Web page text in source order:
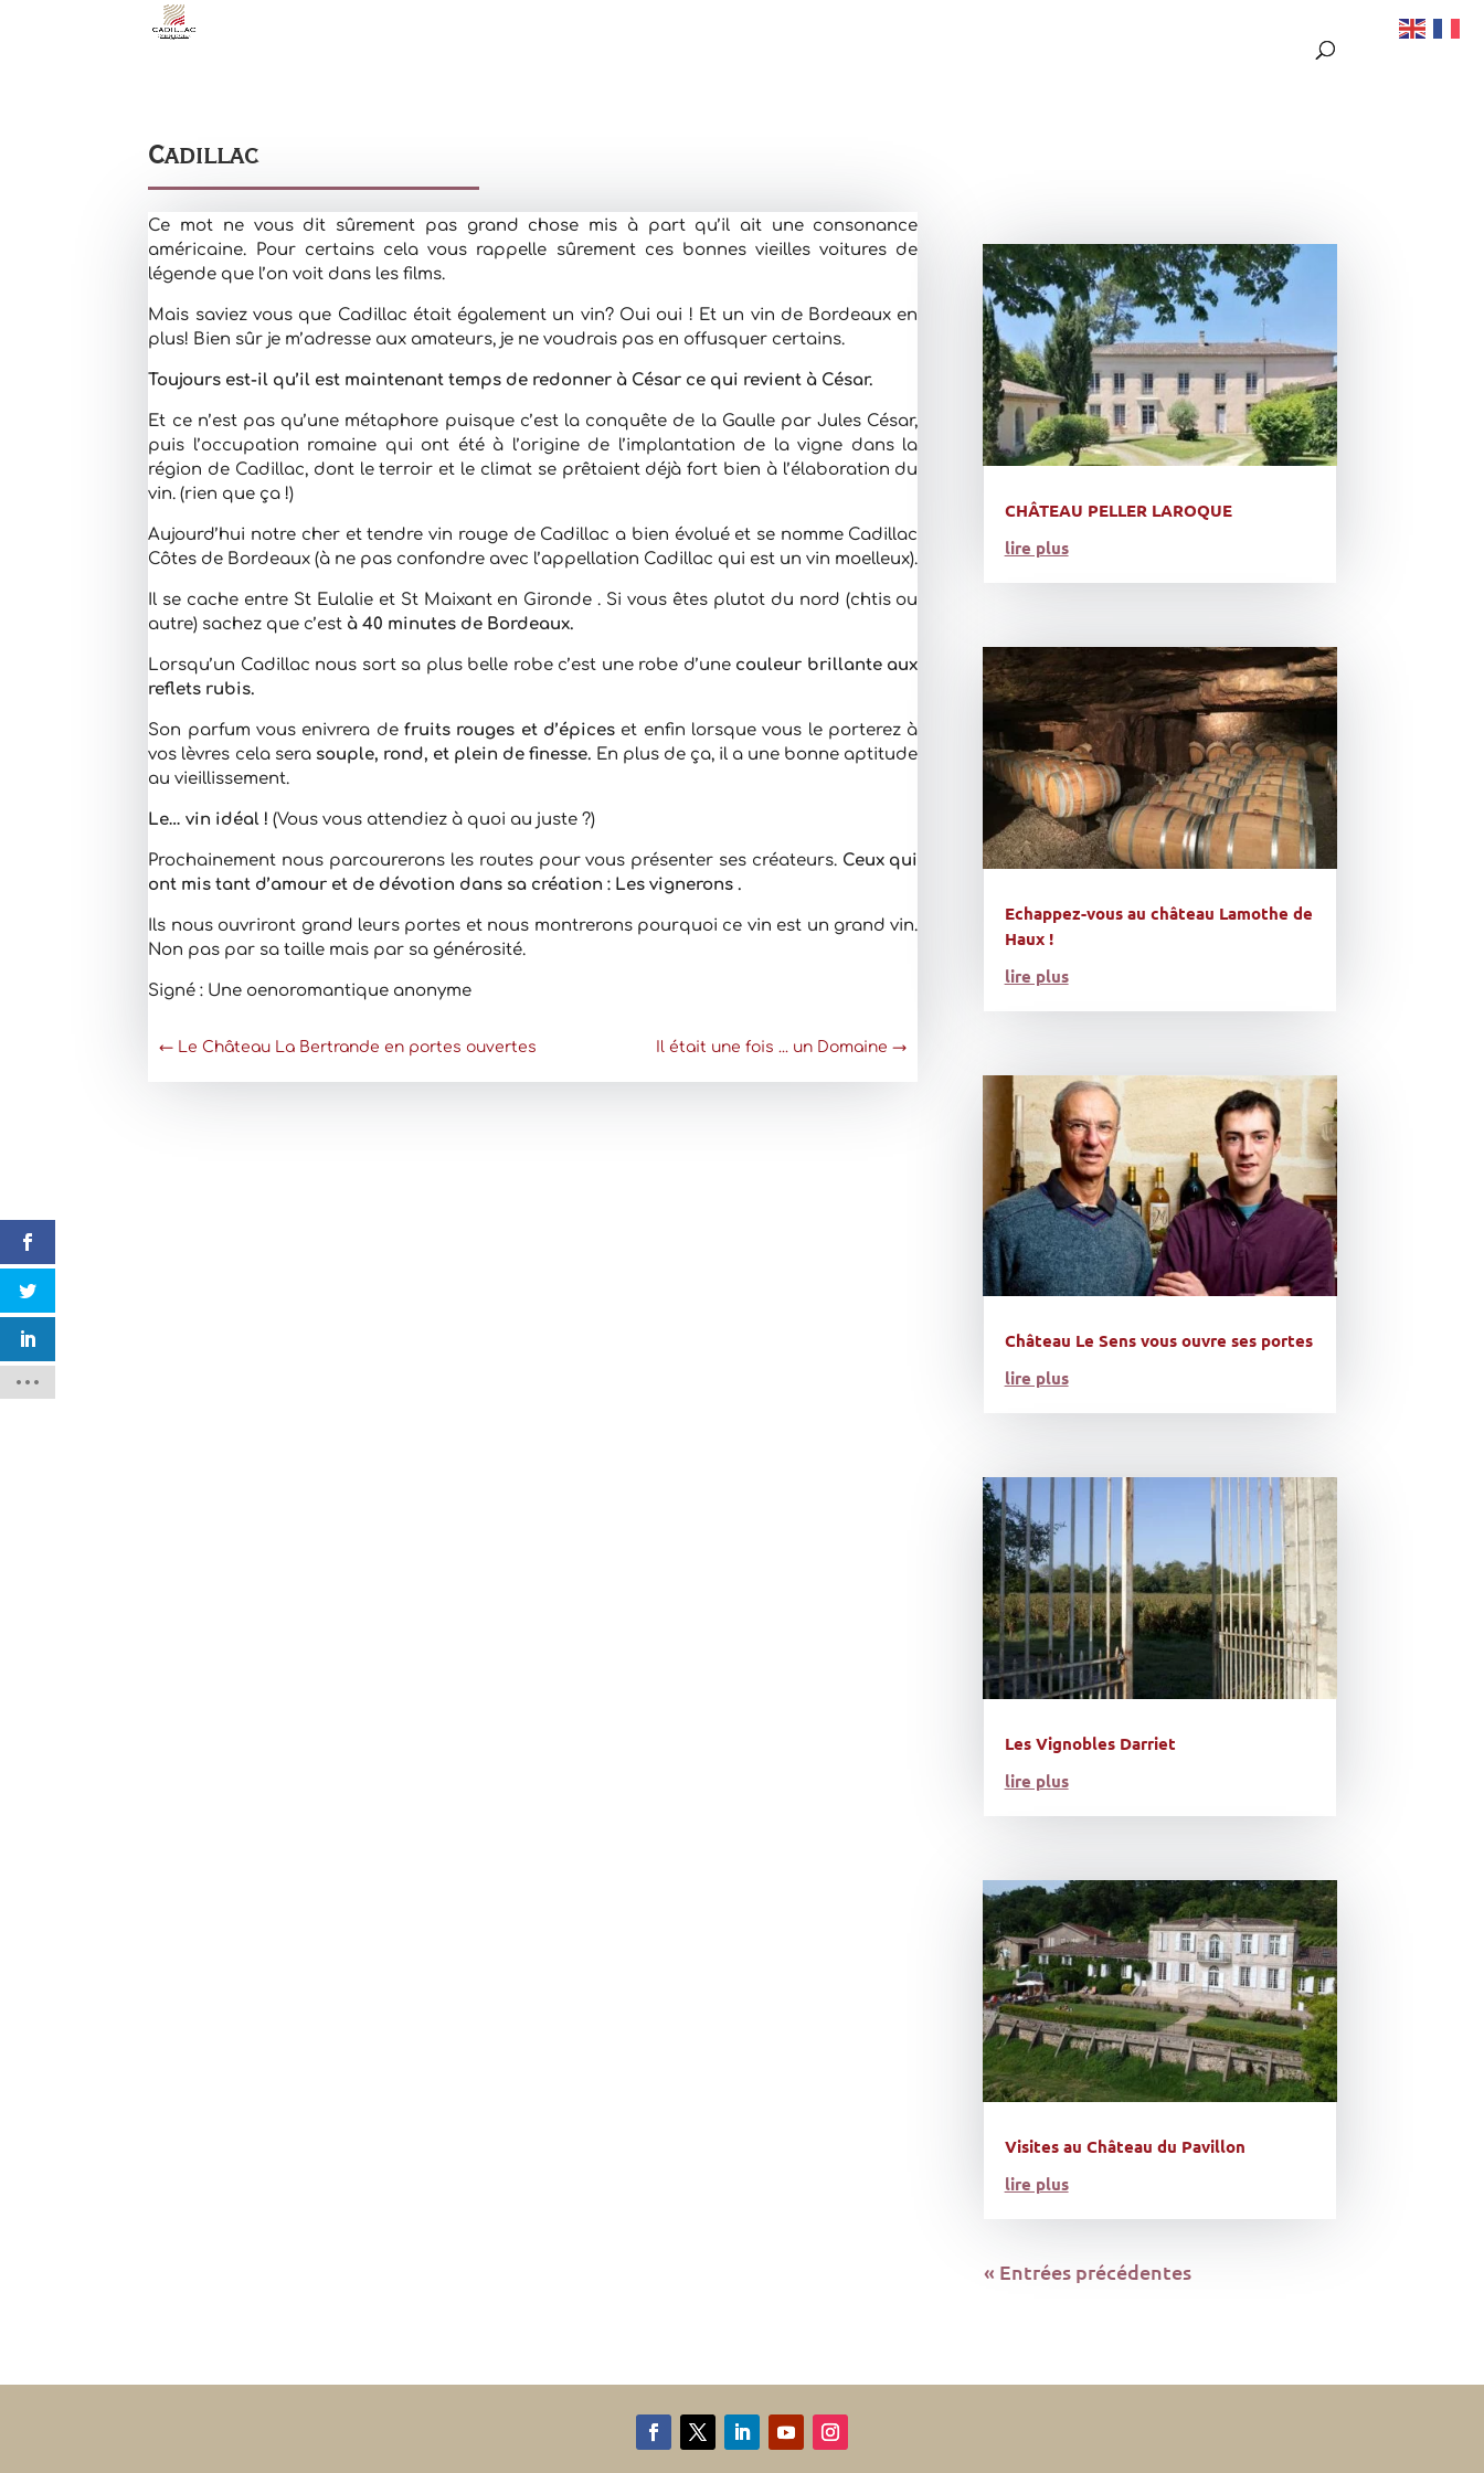
Cadillac
Ce mot ne vous dit sûrement pas grand chose mis à part qu’il ait une consonance
américaine. Pour certains cela vous rappelle sûrement ces bonnes vieilles voitures de
légende que l’on voit dans les films.
Mais saviez vous que Cadillac était également un vin? Oui oui ! Et un vin de Bordeaux en
plus! Bien sûr je m’adresse aux amateurs, je ne voudrais pas en offusquer certains.
Toujours est-il qu’il est maintenant temps de redonner à César ce qui revient à César.
Et ce n’est pas qu’une métaphore puisque c’est la conquête de la Gaulle par Jules César,
puis l’occupation romaine qui ont été à l’origine de l’implantation de la vigne dans la
région de Cadillac, dont le terroir et le climat se prêtaient déjà fort bien à l’élaboration du
vin. (rien que ça !)
Aujourd’hui notre cher et tendre vin rouge de Cadillac a bien évolué et se nomme Cadillac
Côtes de Bordeaux (à ne pas confondre avec l’appellation Cadillac qui est un vin moelleux).
Il se cache entre St Eulalie et St Maixant en Gironde . Si vous êtes plutot du nord (chtis ou
autre) sachez que c’est à 40 minutes de Bordeaux.
Lorsqu’un Cadillac nous sort sa plus belle robe c’est une robe d’une couleur brillante aux
reflets rubis.
Son parfum vous enivrera defruits rouges et d’épices et enfin lorsque vous le porterez à
vos lèvres cela sera souple, rond, et plein de finesse. En plus de ça, il a une bonne aptitude
au vieillissement.
Le… vin idéal ! (Vous vous attendiez à quoi au juste ?)
Prochainement nous parcourerons les routes pour vous présenter ses créateurs. Ceux qui
ont mis tant d’amour et de dévotion dans sa création : Les vignerons .
Ils nous ouvriront grand leurs portes et nous montrerons pourquoi ce vin est un grand vin.
Non pas par sa taille mais par sa générosité.
Signé : Une oenoromantique anonyme
← Le Château La Bertrande en portes ouvertes Il était une fois ... un Domaine →
CHÂTEAU PELLER LAROQUE
lire plus
Echappez-vous au château Lamothe de
Haux !
lire plus
Château Le Sens vous ouvre ses portes
lire plus
Les Vignobles Darriet
lire plus
Visites au Château du Pavillon
lire plus
« Entrées précédentes